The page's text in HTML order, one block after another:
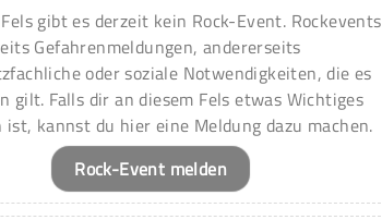
gibt es derzeit kein Rock-Event. Rockevents
Gefahrenmeldungen, andererseits
oder soziale Notwendigkeiten, die es
gilt. Falls dir an diesem Fels etwas Wichtiges
kannst du hier eine Meldung dazu machen.
Rock-Event melden